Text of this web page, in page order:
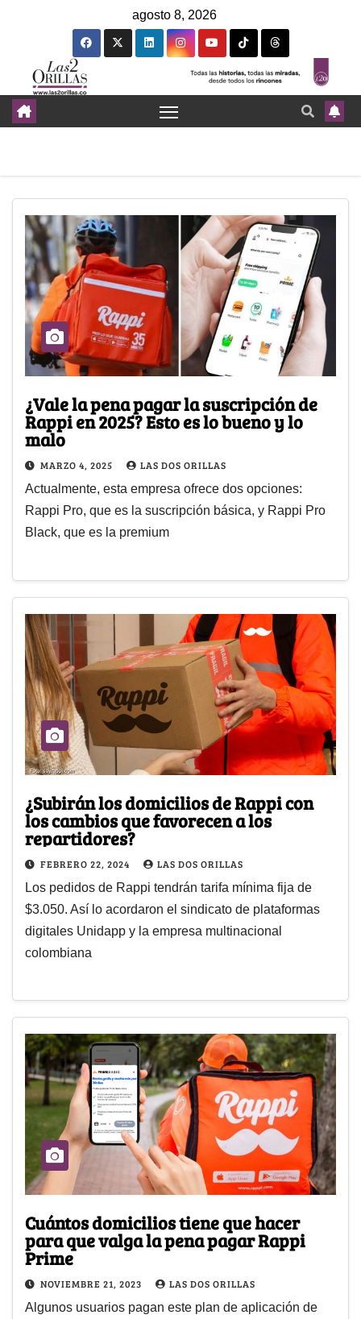
agosto 8, 2026
¿Vale la pena pagar la suscripción de
Rappi en 2025? Esto es lo bueno y lo
malo
MARZO 4, 2025 LAS DOS ORILLAS
Actualmente, esta empresa ofrece dos opciones:
Rappi Pro, que es la suscripción básica, y Rappi Pro
Black, que es la premium
¿Subirán los domicilios de Rappi con
los cambios que favorecen a los
repartidores?
FEBRERO 22, 2024 LAS DOS ORILLAS
Los pedidos de Rappi tendrán tarifa mínima fija de
$3.050. Así lo acordaron el sindicato de plataformas
digitales Unidapp y la empresa multinacional
colombiana
Cuántos domicilios tiene que hacer
para que valga la pena pagar Rappi
Prime
NOVIEMBRE 21, 2023 LAS DOS ORILLAS
Algunos usuarios pagan este plan de aplicación de